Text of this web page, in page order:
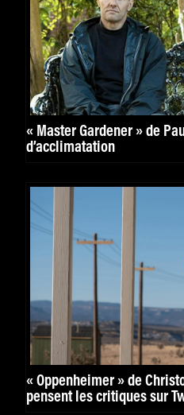
« Master Gardener » de
d’acclimatation
« Oppenheimer » de
pensent les critiques sur